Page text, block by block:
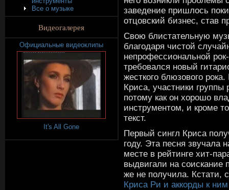
Все о музыке
Видеогалерея
Официальные видеоклипы
It's All Gone
заведение пришлось
отцовский бизнес, став
Свою блистательную
благодаря чистой
непрофессиональной
требовался новый
жесткого блюзового
Криса, участники
потому как он хорошо
инструментом, и кроме
текст.
Первый сингл Криса
году. Эта песня звучала
месте в рейтинге хит-
выдвигали на
же не получила. Кстати,
Криса Ри и аккорды к ним